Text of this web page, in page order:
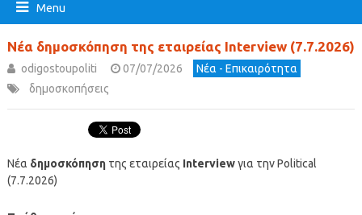
Menu
Νέα δημοσκόπηση της εταιρείας Interview (7.7.2026)
odigostoupoliti 07/07/2026
Νέα - Επικαιρότητα
δημοσκοπήσεις
Νέα δημοσκόπησητης εταιρείας Interviewγια την Political
(7.7.2026)